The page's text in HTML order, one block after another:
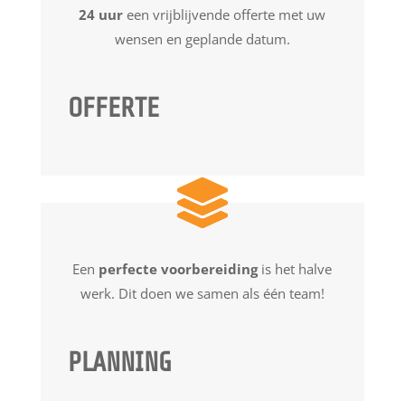
24 uur een vrijblijvende offerte met uw
wensen en geplande datum.
OFFERTE
Een perfecte voorbereidingis het halve
werk. Dit doen we samen als één team!
PLANNING